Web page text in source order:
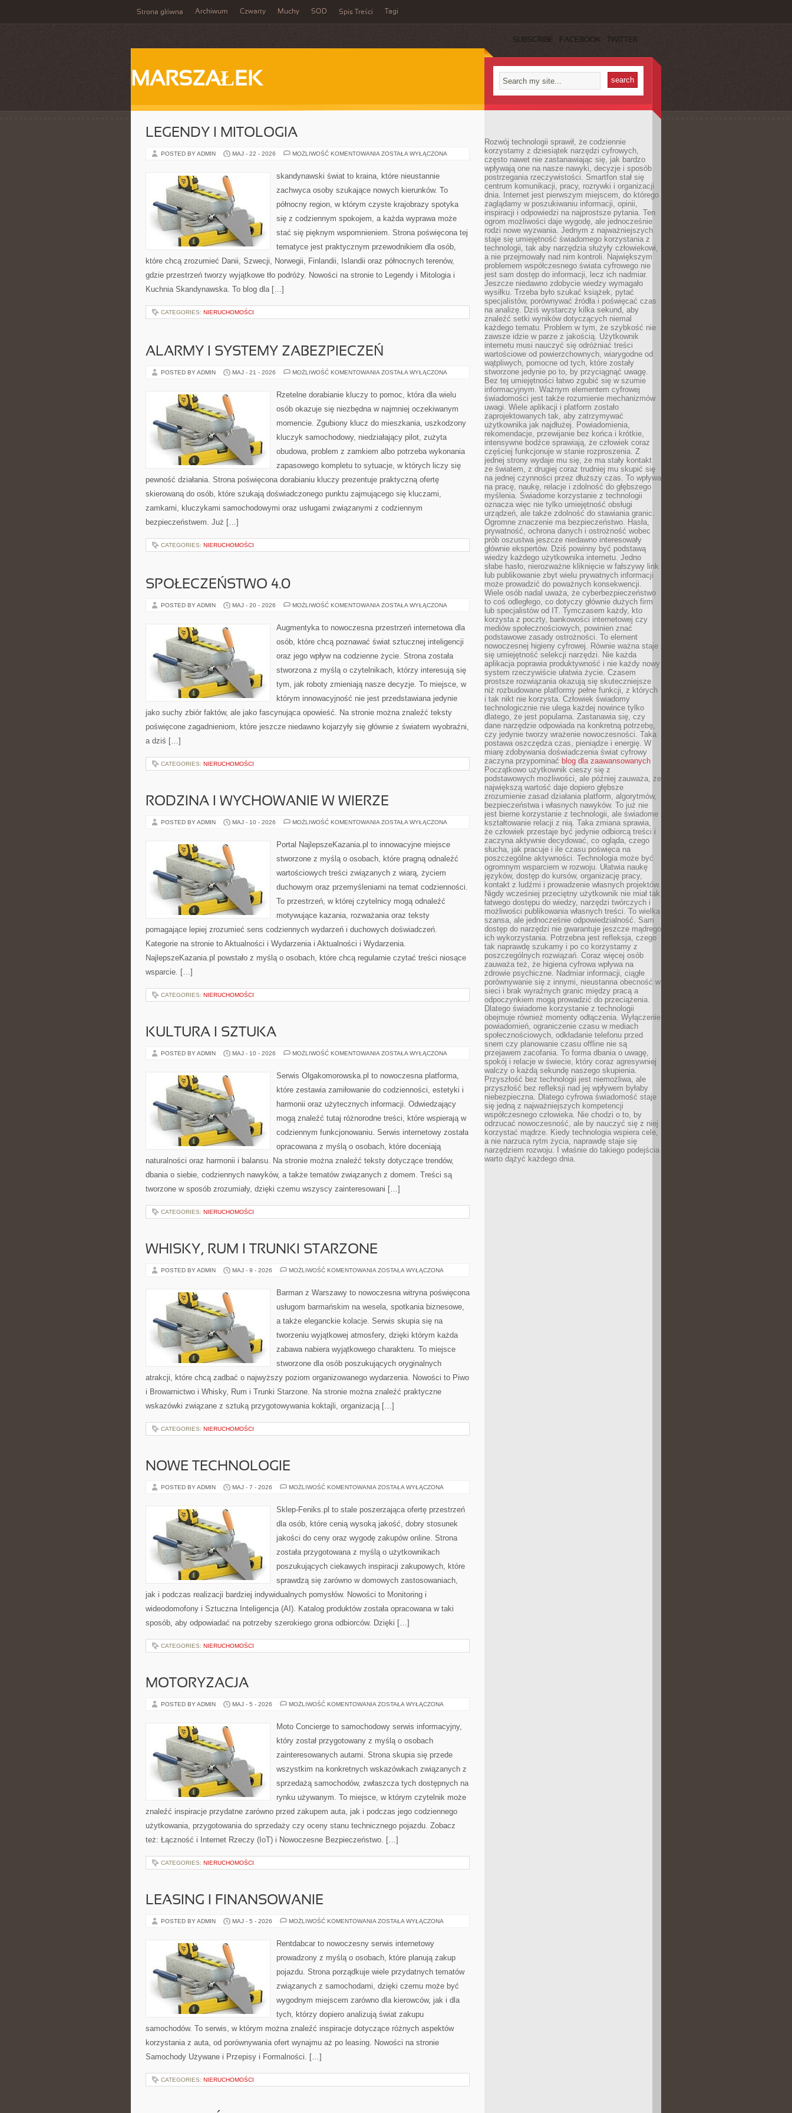
Strona główna Archiwum Czwarty Muchy SOD Spis Treści Tagi
SUBSCRIBE FACEBOOK TWITTER
MARSZAŁEK
LEGENDY I MITOLOGIA
POSTED BY ADMIN MAJ - 22 - 2026 MOŻLIWOŚĆ KOMENTOWANIA LEGENDY
ZOSTAŁA WYŁĄCZONA
skandynawski świat to kraina, które nieustannie
zachwyca osoby szukające nowych kierunków. To
północny region, w którym czyste krajobrazy spotyka
się z codziennym spokojem, a każda wyprawa może
stać się pięknym wspomnieniem. Strona poświęcona tej
tematyce jest praktycznym przewodnikiem dla osób,
które chcą zrozumieć Danii, Szwecji, Norwegii, Finlandii, Islandii oraz północnych terenów,
gdzie przestrzeń tworzy wyjątkowe tło podróży. Nowości na stronie to Legendy i Mitologia i
Kuchnia Skandynawska. To blog dla […]
CATEGORIES: NIERUCHOMOŚCI
ALARMY I SYSTEMY ZABEZPIECZEŃ
POSTED BY ADMIN MAJ - 21 - 2026 MOŻLIWOŚĆ KOMENTOWANIA ALARMY
ZABEZPIECZEŃ
ZOSTAŁA WYŁĄCZONA
Rzetelne dorabianie kluczy to pomoc, która dla wielu
osób okazuje się niezbędna w najmniej oczekiwanym
momencie. Zgubiony klucz do mieszkania, uszkodzony
kluczyk samochodowy, niedziałający pilot, zużyta
obudowa, problem z zamkiem albo potrzeba wykonania
zapasowego kompletu to sytuacje, w których liczy się
pewność działania. Strona poświęcona dorabianiu kluczy prezentuje praktyczną ofertę
skierowaną do osób, które szukają doświadczonego punktu zajmującego się kluczami,
zamkami, kluczykami samochodowymi oraz usługami związanymi z codziennym
bezpieczeństwem. Już […]
CATEGORIES: NIERUCHOMOŚCI
SPOŁECZEŃSTWO 4.0
POSTED BY ADMIN MAJ - 20 - 2026 MOŻLIWOŚĆ KOMENTOWANIA SPOŁECZEŃSTWO
ZOSTAŁA WYŁĄCZONA
Augmentyka to nowoczesna przestrzeń internetowa dla
osób, które chcą poznawać świat sztucznej inteligencji
oraz jego wpływ na codzienne życie. Strona została
stworzona z myślą o czytelnikach, którzy interesują się
tym, jak roboty zmieniają nasze decyzje. To miejsce, w
którym innowacyjność nie jest przedstawiana jedynie
jako suchy zbiór faktów, ale jako fascynująca opowieść. Na stronie można znaleźć teksty
poświęcone zagadnieniom, które jeszcze niedawno kojarzyły się głównie z światem wyobraźni,
a dziś […]
CATEGORIES: NIERUCHOMOŚCI
RODZINA I WYCHOWANIE W WIERZE
POSTED BY ADMIN MAJ - 10 - 2026 MOŻLIWOŚĆ KOMENTOWANIA RODZINA
WIERZE
ZOSTAŁA WYŁĄCZONA
Portal NajlepszeKazania.pl to innowacyjne miejsce
stworzone z myślą o osobach, które pragną odnaleźć
wartościowych treści związanych z wiarą, życiem
duchowym oraz przemyśleniami na temat codzienności.
To przestrzeń, w której czytelnicy mogą odnaleźć
motywujące kazania, rozważania oraz teksty
pomagające lepiej zrozumieć sens codziennych wydarzeń i duchowych doświadczeń.
Kategorie na stronie to Aktualności i Wydarzenia i Aktualności i Wydarzenia.
NajlepszeKazania.pl powstało z myślą o osobach, które chcą regularnie czytać treści niosące
wsparcie. […]
CATEGORIES: NIERUCHOMOŚCI
KULTURA I SZTUKA
POSTED BY ADMIN MAJ - 10 - 2026 MOŻLIWOŚĆ KOMENTOWANIA KULTURA
ZOSTAŁA WYŁĄCZONA
Serwis Olgakomorowska.pl to nowoczesna platforma,
które zestawia zamiłowanie do codzienności, estetyki i
harmonii oraz użytecznych informacji. Odwiedzający
mogą znaleźć tutaj różnorodne treści, które wspierają w
codziennym funkcjonowaniu. Serwis internetowy została
opracowana z myślą o osobach, które doceniają
naturalności oraz harmonii i balansu. Na stronie można znaleźć teksty dotyczące trendów,
dbania o siebie, codziennych nawyków, a także tematów związanych z domem. Treści są
tworzone w sposób zrozumiały, dzięki czemu wszyscy zainteresowani […]
CATEGORIES: NIERUCHOMOŚCI
WHISKY, RUM I TRUNKI STARZONE
POSTED BY ADMIN MAJ - 9 - 2026 MOŻLIWOŚĆ KOMENTOWANIA WHISKY,
STARZONE
ZOSTAŁA WYŁĄCZONA
Barman z Warszawy to nowoczesna witryna poświęcona
usługom barmańskim na wesela, spotkania biznesowe,
a także eleganckie kolacje. Serwis skupia się na
tworzeniu wyjątkowej atmosfery, dzięki którym każda
zabawa nabiera wyjątkowego charakteru. To miejsce
stworzone dla osób poszukujących oryginalnych
atrakcji, które chcą zadbać o najwyższy poziom organizowanego wydarzenia. Nowości to Piwo
i Browarnictwo i Whisky, Rum i Trunki Starzone. Na stronie można znaleźć praktyczne
wskazówki związane z sztuką przygotowywania koktajli, organizacją […]
CATEGORIES: NIERUCHOMOŚCI
NOWE TECHNOLOGIE
POSTED BY ADMIN MAJ - 7 - 2026 MOŻLIWOŚĆ KOMENTOWANIA NOWE
ZOSTAŁA WYŁĄCZONA
Sklep-Feniks.pl to stale poszerzająca ofertę przestrzeń
dla osób, które cenią wysoką jakość, dobry stosunek
jakości do ceny oraz wygodę zakupów online. Strona
została przygotowana z myślą o użytkownikach
poszukujących ciekawych inspiracji zakupowych, które
sprawdzą się zarówno w domowych zastosowaniach,
jak i podczas realizacji bardziej indywidualnych pomysłów. Nowości to Monitoring i
wideodomofony i Sztuczna Inteligencja (AI). Katalog produktów została opracowana w taki
sposób, aby odpowiadać na potrzeby szerokiego grona odbiorców. Dzięki […]
CATEGORIES: NIERUCHOMOŚCI
MOTORYZACJA
POSTED BY ADMIN MAJ - 5 - 2026 MOŻLIWOŚĆ KOMENTOWANIA MOTORYZACJA
ZOSTAŁA WYŁĄCZONA
Moto Concierge to samochodowy serwis informacyjny,
który został przygotowany z myślą o osobach
zainteresowanych autami. Strona skupia się przede
wszystkim na konkretnych wskazówkach związanych z
sprzedażą samochodów, zwłaszcza tych dostępnych na
rynku używanym. To miejsce, w którym czytelnik może
znaleźć inspiracje przydatne zarówno przed zakupem auta, jak i podczas jego codziennego
użytkowania, przygotowania do sprzedaży czy oceny stanu technicznego pojazdu. Zobacz
też: Łączność i Internet Rzeczy (IoT) i Nowoczesne Bezpieczeństwo. […]
CATEGORIES: NIERUCHOMOŚCI
LEASING I FINANSOWANIE
POSTED BY ADMIN MAJ - 5 - 2026 MOŻLIWOŚĆ KOMENTOWANIA LEASING
ZOSTAŁA WYŁĄCZONA
Rentdabcar to nowoczesny serwis internetowy
prowadzony z myślą o osobach, które planują zakup
pojazdu. Strona porządkuje wiele przydatnych tematów
związanych z samochodami, dzięki czemu może być
wygodnym miejscem zarówno dla kierowców, jak i dla
tych, którzy dopiero analizują świat zakupu
samochodów. To serwis, w którym można znaleźć inspiracje dotyczące różnych aspektów
korzystania z auta, od porównywania ofert wynajmu aż po leasing. Nowości na stronie
Samochody Używane i Przepisy i Formalności. […]
CATEGORIES: NIERUCHOMOŚCI
Rozwój technologii sprawił, że codziennie
korzystamy z dziesiątek narzędzi cyfrowych,
często nawet nie zastanawiając się, jak bardzo
wpływają one na nasze nawyki, decyzje i sposób
postrzegania rzeczywistości. Smartfon stał się
centrum komunikacji, pracy, rozrywki i organizacji
dnia. Internet jest pierwszym miejscem, do którego
zaglądamy w poszukiwaniu informacji, opinii,
inspiracji i odpowiedzi na najprostsze pytania. Ten
ogrom możliwości daje wygodę, ale jednocześnie
rodzi nowe wyzwania. Jednym z najważniejszych
staje się umiejętność świadomego korzystania z
technologii, tak aby narzędzia służyły człowiekowi,
a nie przejmowały nad nim kontroli. Największym
problemem współczesnego świata cyfrowego nie
jest sam dostęp do informacji, lecz ich nadmiar.
Jeszcze niedawno zdobycie wiedzy wymagało
wysiłku. Trzeba było szukać książek, pytać
specjalistów, porównywać źródła i poświęcać czas
na analizę. Dziś wystarczy kilka sekund, aby
znaleźć setki wyników dotyczących niemal
każdego tematu. Problem w tym, że szybkość nie
zawsze idzie w parze z jakością. Użytkownik
internetu musi nauczyć się odróżniać treści
wartościowe od powierzchownych, wiarygodne od
wątpliwych, pomocne od tych, które zostały
stworzone jedynie po to, by przyciągnąć uwagę.
Bez tej umiejętności łatwo zgubić się w szumie
informacyjnym. Ważnym elementem cyfrowej
świadomości jest także rozumienie mechanizmów
uwagi. Wiele aplikacji i platform zostało
zaprojektowanych tak, aby zatrzymywać
użytkownika jak najdłużej. Powiadomienia,
rekomendacje, przewijanie bez końca i krótkie,
intensywne bodźce sprawiają, że człowiek coraz
częściej funkcjonuje w stanie rozproszenia. Z
jednej strony wydaje mu się, że ma stały kontakt
ze światem, z drugiej coraz trudniej mu skupić się
na jednej czynności przez dłuższy czas. To wpływa
na pracę, naukę, relacje i zdolność do głębszego
myślenia. Świadome korzystanie z technologii
oznacza więc nie tylko umiejętność obsługi
urządzeń, ale także zdolność do stawiania granic.
Ogromne znaczenie ma bezpieczeństwo. Hasła,
prywatność, ochrona danych i ostrożność wobec
prób oszustwa jeszcze niedawno interesowały
głównie ekspertów. Dziś powinny być podstawą
wiedzy każdego użytkownika internetu. Jedno
słabe hasło, nierozważne kliknięcie w fałszywy link
lub publikowanie zbyt wielu prywatnych informacji
może prowadzić do poważnych konsekwencji.
Wiele osób nadal uważa, że cyberbezpieczeństwo
to coś odległego, co dotyczy głównie dużych firm
lub specjalistów od IT. Tymczasem każdy, kto
korzysta z poczty, bankowości internetowej czy
mediów społecznościowych, powinien znać
podstawowe zasady ostrożności. To element
nowoczesnej higieny cyfrowej. Równie ważna staje
się umiejętność selekcji narzędzi. Nie każda
aplikacja poprawia produktywność i nie każdy nowy
system rzeczywiście ułatwia życie. Czasem
prostsze rozwiązania okazują się skuteczniejsze
niż rozbudowane platformy pełne funkcji, z których
i tak nikt nie korzysta. Człowiek świadomy
technologicznie nie ulega każdej nowince tylko
dlatego, że jest popularna. Zastanawia się, czy
dane narzędzie odpowiada na konkretną potrzebę,
czy jedynie tworzy wrażenie nowoczesności. Taka
postawa oszczędza czas, pieniądze i energię. W
miarę zdobywania doświadczenia świat cyfrowy
zaczyna przypominać blog dla zaawansowanych
Początkowo użytkownik cieszy się z
podstawowych możliwości, ale później zauważa, że
największą wartość daje dopiero głębsze
zrozumienie zasad działania platform, algorytmów,
bezpieczeństwa i własnych nawyków. To już nie
jest bierne korzystanie z technologii, ale świadome
kształtowanie relacji z nią. Taka zmiana sprawia,
że człowiek przestaje być jedynie odbiorcą treści i
zaczyna aktywnie decydować, co ogląda, czego
słucha, jak pracuje i ile czasu poświęca na
poszczególne aktywności. Technologia może być
ogromnym wsparciem w rozwoju. Ułatwia naukę
języków, dostęp do kursów, organizację pracy,
kontakt z ludźmi i prowadzenie własnych projektów.
Nigdy wcześniej przeciętny użytkownik nie miał tak
łatwego dostępu do wiedzy, narzędzi twórczych i
możliwości publikowania własnych treści. To wielka
szansa, ale jednocześnie odpowiedzialność. Sam
dostęp do narzędzi nie gwarantuje jeszcze mądrego
ich wykorzystania. Potrzebna jest refleksja, czego
tak naprawdę szukamy i po co korzystamy z
poszczególnych rozwiązań. Coraz więcej osób
zauważa też, że higiena cyfrowa wpływa na
zdrowie psychiczne. Nadmiar informacji, ciągłe
porównywanie się z innymi, nieustanna obecność w
sieci i brak wyraźnych granic między pracą a
odpoczynkiem mogą prowadzić do przeciążenia.
Dlatego świadome korzystanie z technologii
obejmuje również momenty odłączenia. Wyłączenie
powiadomień, ograniczenie czasu w mediach
społecznościowych, odkładanie telefonu przed
snem czy planowanie czasu offline nie są
przejawem zacofania. To forma dbania o uwagę,
spokój i relacje w świecie, który coraz agresywniej
walczy o każdą sekundę naszego skupienia.
Przyszłość bez technologii jest niemożliwa, ale
przyszłość bez refleksji nad jej wpływem byłaby
niebezpieczna. Dlatego cyfrowa świadomość staje
się jedną z najważniejszych kompetencji
współczesnego człowieka. Nie chodzi o to, by
odrzucać nowoczesność, ale by nauczyć się z niej
korzystać mądrze. Kiedy technologia wspiera cele,
a nie narzuca rytm życia, naprawdę staje się
narzędziem rozwoju. I właśnie do takiego podejścia
warto dążyć każdego dnia.